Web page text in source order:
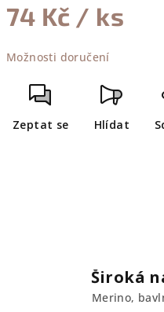
74 Kč / ks
cena:
Možnosti doručení
Zeptat se Hlídat
Široká
Merino,